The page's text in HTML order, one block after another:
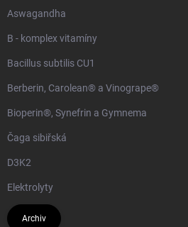
Aswagandha
B - komplex vitamíny
Bacillus subtilis CU1
Berberin, Carolean® a Vinogrape®
Bioperin®, Synefrin a Gymnema
Čaga sibiřská
D3K2
Elektrolyty
Archiv